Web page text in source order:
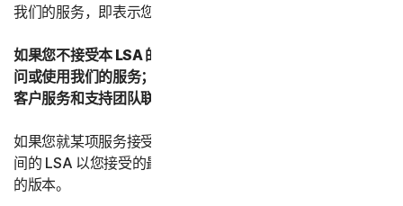
我们的服务，即表示您接受本 LSA 的条款和条件。
如果您不接受本 LSA 的条款和条件：(i) 请勿下载、安装、访
问或使用我们的服务；并且 (iii) 与您的提供商或诺顿卫复客
客户服务和支持团队联系。
如果您就某项服务接受了本 LSA 的多个版本，则您与我们之
间的 LSA 以您接受的最新版本为准，并取代并替换所有先前
的版本。